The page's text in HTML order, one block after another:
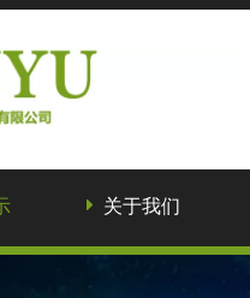
关于我们